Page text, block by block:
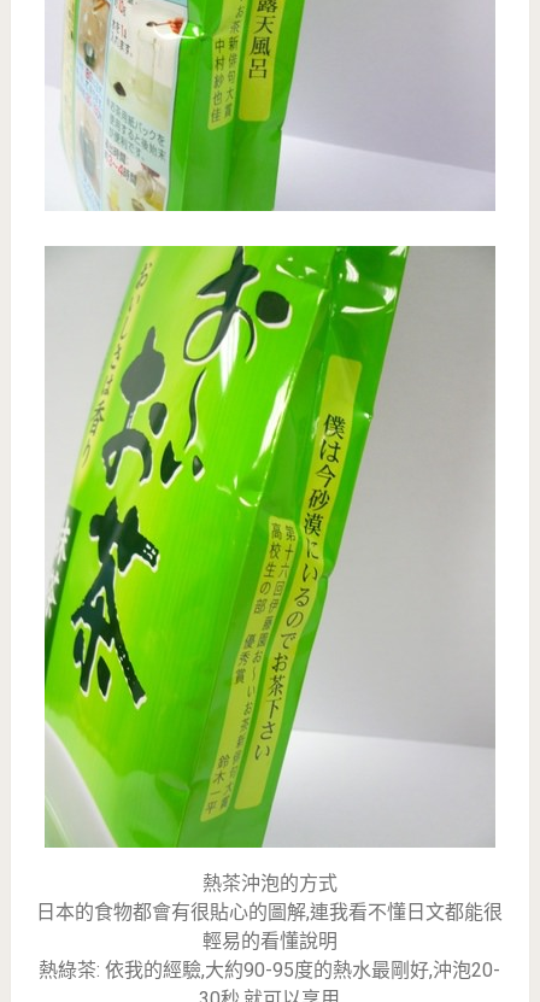
熱茶沖泡的方式
日本的食物都會有很貼心的圖解,連我看不懂日文都能很
輕易的看懂說明
熱綠茶: 依我的經驗,大約90-95度的熱水最剛好,沖泡20-